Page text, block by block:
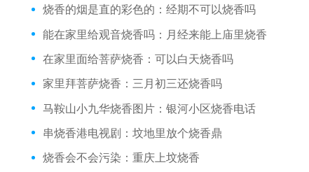
烧香的烟是直的彩色的：经期不可以烧香吗
能在家里给观音烧香吗：月经来能上庙里烧香
在家里面给菩萨烧香：可以白天烧香吗
家里拜菩萨烧香：三月初三还烧香吗
马鞍山小九华烧香图片：银河小区烧香电话
串烧香港电视剧：坟地里放个烧香鼎
烧香会不会污染：重庆上坟烧香